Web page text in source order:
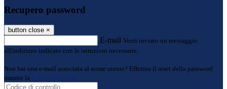
Recupero password
button close ×
E-mail Verrà inviato un messaggio
all'indirizzo indicato con le istruzioni necessarie.
Non hai una e-mail associata al nome utente? Effettua il reset della password
tramite la
Login Spaggiari